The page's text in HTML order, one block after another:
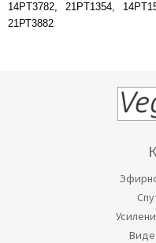
14PT3782, 21PT1354,
21РТ3882